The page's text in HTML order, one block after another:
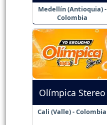
Medellín (Antioquia) -
Colombia
Olímpica Stereo
Cali (Valle) - Colombia